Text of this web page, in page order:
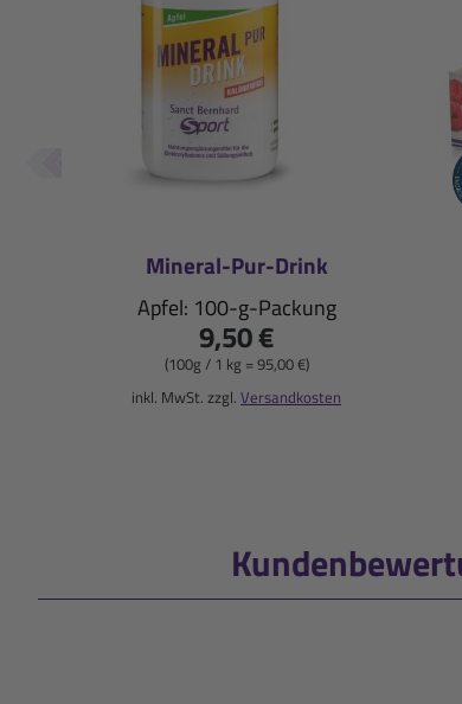
Mineral-Pur-Drink
Apfel: 100-g-Packung
9,50 €
(100g / 1 kg = 95,00 €)
inkl. MwSt. zzgl. Versandkosten